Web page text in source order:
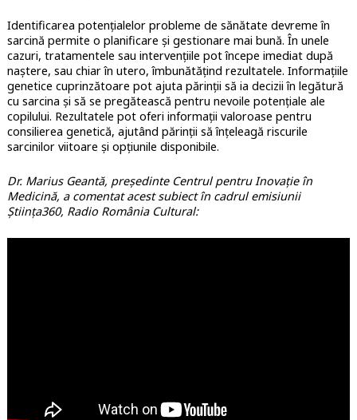
Identificarea potențialelor probleme de sănătate devreme în
sarcină permite o planificare și gestionare mai bună. În unele
cazuri, tratamentele sau intervențiile pot începe imediat după
naștere, sau chiar în utero, îmbunătățind rezultatele. Informațiile
genetice cuprinzătoare pot ajuta părinții să ia decizii în legătură
cu sarcina și să se pregătească pentru nevoile potențiale ale
copilului. Rezultatele pot oferi informații valoroase pentru
consilierea genetică, ajutând părinții să înțeleagă riscurile
sarcinilor viitoare și opțiunile disponibile.
Dr. Marius Geantă, președinte Centrul pentru Inovație în
Medicină, a comentat acest subiect în cadrul emisiunii
Știința360, Radio România Cultural: